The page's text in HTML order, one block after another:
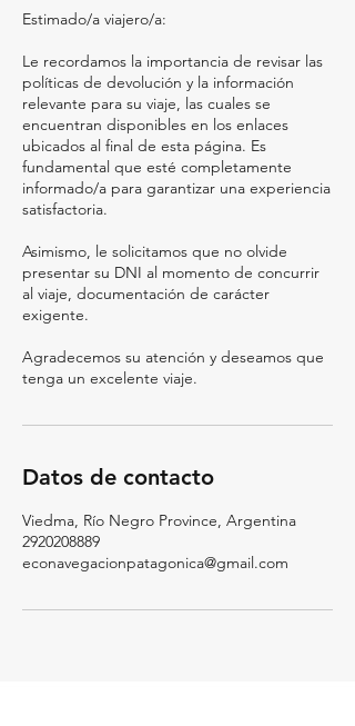
Estimado/a viajero/a:
Le recordamos la importancia de revisar las
políticas de devolución y la información
relevante para su viaje, las cuales se
encuentran disponibles en los enlaces
ubicados al final de esta página. Es
fundamental que esté completamente
informado/a para garantizar una experiencia
satisfactoria.
Asimismo, le solicitamos que no olvide
presentar su DNI al momento de concurrir
al viaje, documentación de carácter
exigente.
Agradecemos su atención y deseamos que
tenga un excelente viaje.
Datos de contacto
Viedma, Río Negro Province, Argentina
2920208889
econavegacionpatagonica@gmail.com